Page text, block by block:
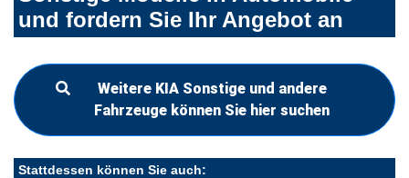
und fordern Sie Ihr Angebot an
Weitere KIA Sonstige und andere
Fahrzeuge können Sie hier suchen
Stattdessen können Sie auch: